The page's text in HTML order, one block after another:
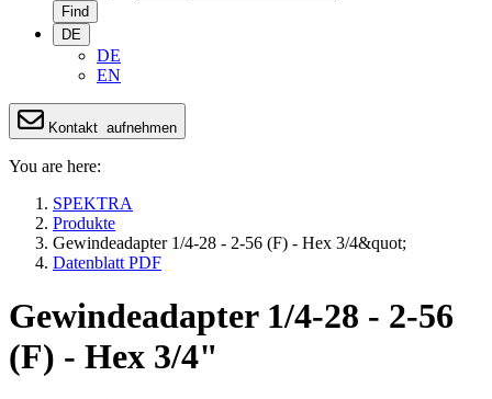
Find
DE
DE
EN
Kontakt aufnehmen
You are here:
SPEKTRA
Produkte
Gewindeadapter 1/4-28 - 2-56 (F) - Hex 3/4&quot;
Datenblatt PDF
Gewindeadapter 1/4-28 - 2-56
(F) - Hex 3/4"